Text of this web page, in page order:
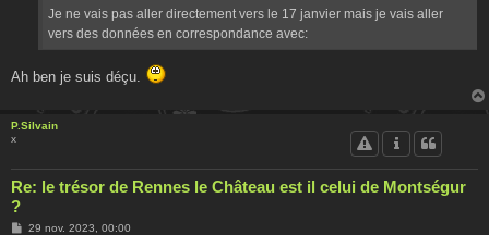
Je ne vais pas aller directement vers le 17 janvier mais je vais aller
vers des données en correspondance avec:
Ah ben je suis déçu.
P.Silvain
x
Re: le trésor de Rennes le Château est il celui de Montségur
?
M29 nov. 2023, 00:00